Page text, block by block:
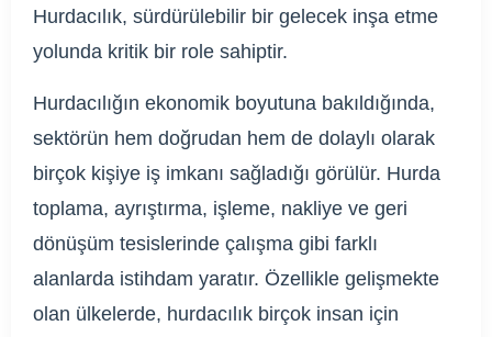
Hurdacılık, sürdürülebilir bir gelecek inşa etme
yolunda kritik bir role sahiptir.
Hurdacılığın ekonomik boyutuna bakıldığında,
sektörün hem doğrudan hem de dolaylı olarak
birçok kişiye iş imkanı sağladığı görülür. Hurda
toplama, ayrıştırma, işleme, nakliye ve geri
dönüşüm tesislerinde çalışma gibi farklı
alanlarda istihdam yaratır. Özellikle gelişmekte
olan ülkelerde, hurdacılık birçok insan için